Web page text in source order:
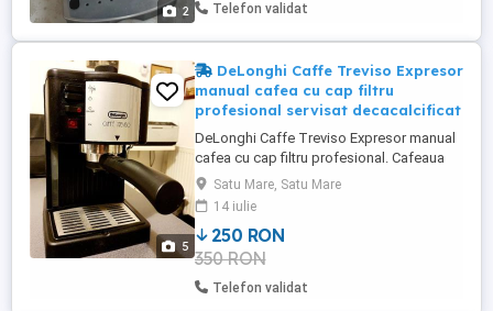
2 Telefon validat
5
DeLonghi Caffe Treviso Expresor
manual cafea cu cap filtru
profesional servisat decacalcificat
DeLonghi Caffe Treviso Expresor manual
cafea cu cap filtru profesional. Cafeaua
iese mult mai buna in comparatie cu
expresoarele automate. Functioneaza cu
cafea macinata. Foarte fiabil. Servisat
curatat si decalcificat. Pretul este fix.
Satu Mare, Satu Mare
14 iulie
250 RON
350 RON
Telefon validat